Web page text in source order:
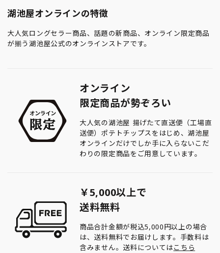
湖池屋オンラインの特徴
大人気ロングセラー商品、話題の新商品、オンライン限定商品
が揃う湖池屋公式のオンラインストアです。
オンライン
限定商品が勢ぞろい
大人気の湖池屋 揚げたて直送便（工場直
送便）ポテトチップスをはじめ、湖池屋
オンラインだけでしか手に入らないこだ
わりの限定商品をご用意しています。
￥5,000以上で
送料無料
商品合計金額が税込5,000円以上の場合
は、送料無料でお届けします。手数料は
含みません。送料についてはこちら